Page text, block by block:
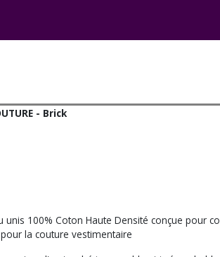
- Brick
unis 100% Coton Haute Densité conçue pour
la couture vestimentaire